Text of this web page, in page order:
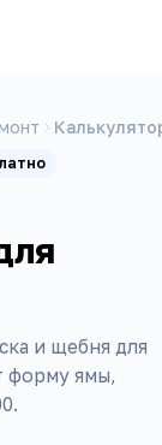
и щебня для
форму ямы,